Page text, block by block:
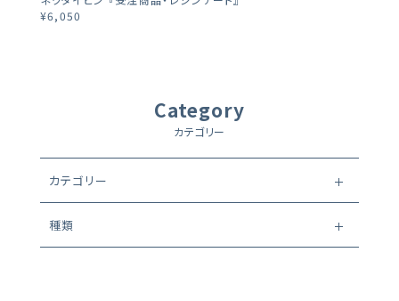
¥6,050
Category
カテゴリー
カテゴリー
種類